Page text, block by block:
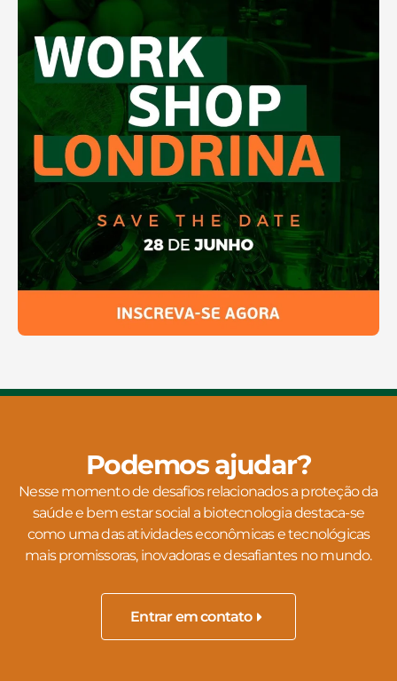
Podemos ajudar?
Nesse momento de desafios relacionados a proteção da
saúde e bem estar social a biotecnologia destaca-se
como uma das atividades econômicas e tecnológicas
mais promissoras, inovadoras e desafiantes no mundo.
Entrar em contato